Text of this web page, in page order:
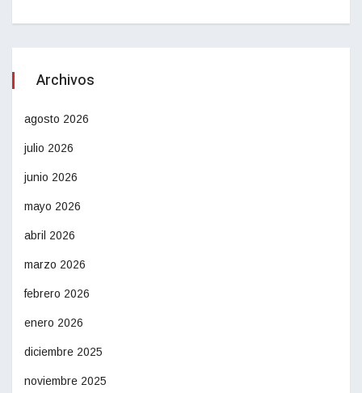
Archivos
agosto 2026
julio 2026
junio 2026
mayo 2026
abril 2026
marzo 2026
febrero 2026
enero 2026
diciembre 2025
noviembre 2025